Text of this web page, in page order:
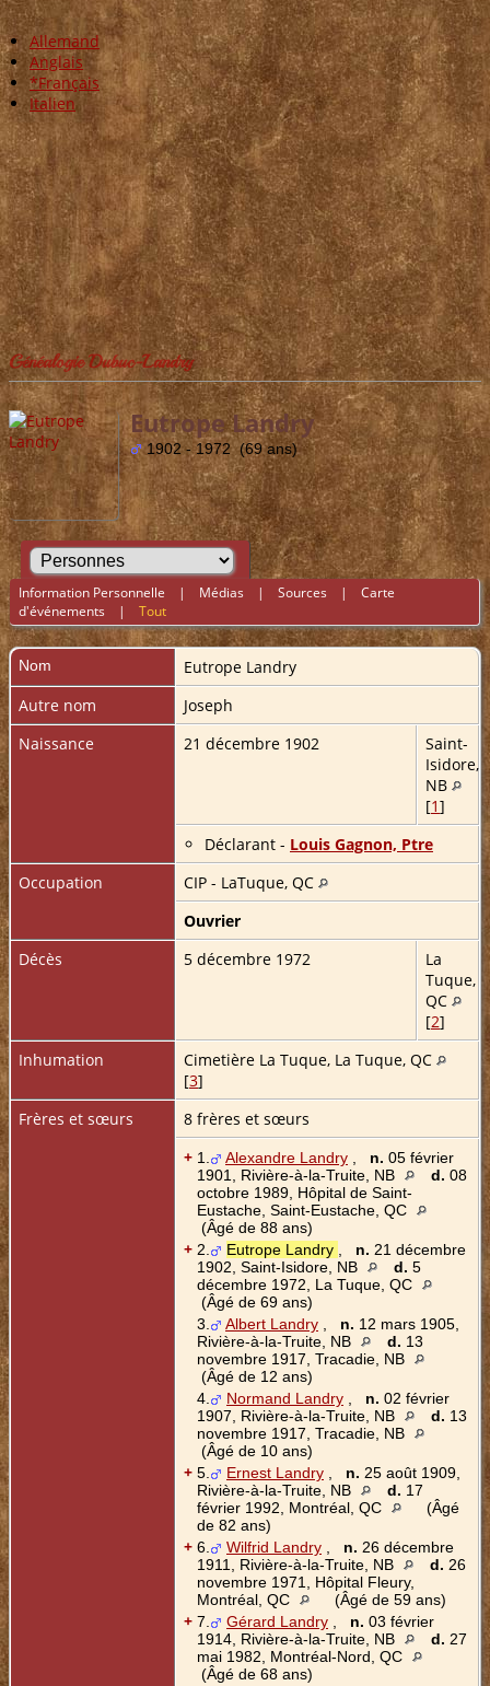
Allemand
Anglais
*Français
Italien
Généalogie Dubuc-Landry
Eutrope Landry
1902 - 1972 (69 ans)
Information Personnelle | Médias |Sources |Carte
d'événements |Tout
Nom Eutrope Landry
Autre nom
Joseph
Naissance
21 décembre 1902
Saint-
Isidore,
NB
[1]
Déclarant - Louis Gagnon, Ptre
Occupation
CIP - LaTuque, QC
Ouvrier
Décès
5 décembre 1972
La
Tuque,
QC
[2]
Inhumation
Cimetière La Tuque, La Tuque, QC
[3]
Frères et sœurs
8 frères et sœurs
+ 1. Alexandre Landry n. 05 février
1901, Rivière-à-la-Truite, NB
d. 08
octobre 1989, Hôpital de Saint-
Eustache, Saint-Eustache, QC
(Âgé de 88 ans)
+ 2. Eutrope Landry n. 21 décembre
1902, Saint-Isidore, NB
d. 5
décembre 1972, La Tuque, QC
(Âgé de 69 ans)
3.
Albert Landry n. 12 mars 1905,
Rivière-à-la-Truite, NB
d. 13
novembre 1917, Tracadie, NB
(Âgé de 12 ans)
4.
Normand Landry n. 02 février
1907, Rivière-à-la-Truite, NB
d. 13
novembre 1917, Tracadie, NB
(Âgé de 10 ans)
+ 5. Ernest Landry n. 25 août 1909,
Rivière-à-la-Truite, NB
d. 17
février 1992, Montréal, QC
(Âgé
de 82 ans)
+ 6. Wilfrid Landry n. 26 décembre
1911, Rivière-à-la-Truite, NB
d. 26
novembre 1971, Hôpital Fleury,
Montréal, QC
(Âgé de 59 ans)
+ 7. Gérard Landry n. 03 février
1914, Rivière-à-la-Truite, NB
d. 27
mai 1982, Montréal-Nord, QC
(Âgé de 68 ans)